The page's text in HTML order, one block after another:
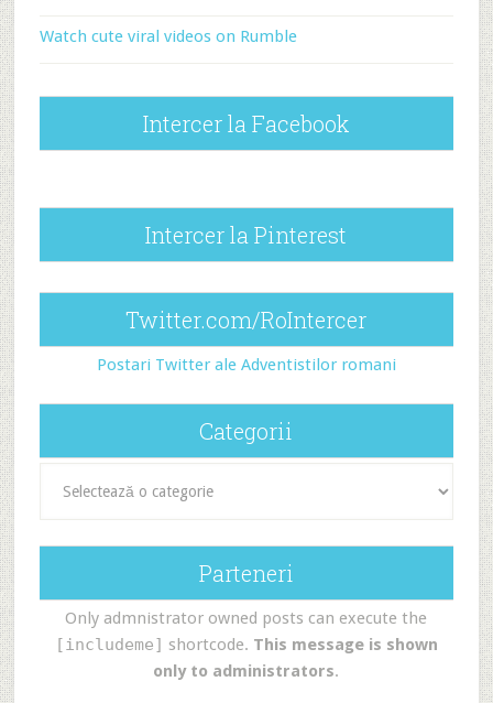
Watch cute viral videos on Rumble
Intercer la Facebook
Intercer la Pinterest
Twitter.com/RoIntercer
Postari Twitter ale Adventistilor romani
Categorii
Parteneri
Only admnistrator owned posts can execute the
[includeme] shortcode. This message is shown
only to administrators.